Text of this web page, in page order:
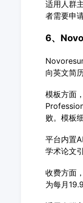
适用人群
者需要申
6、
向英文简
模板方面
败。模板
平台内置
学术论文
收费方面
为每月